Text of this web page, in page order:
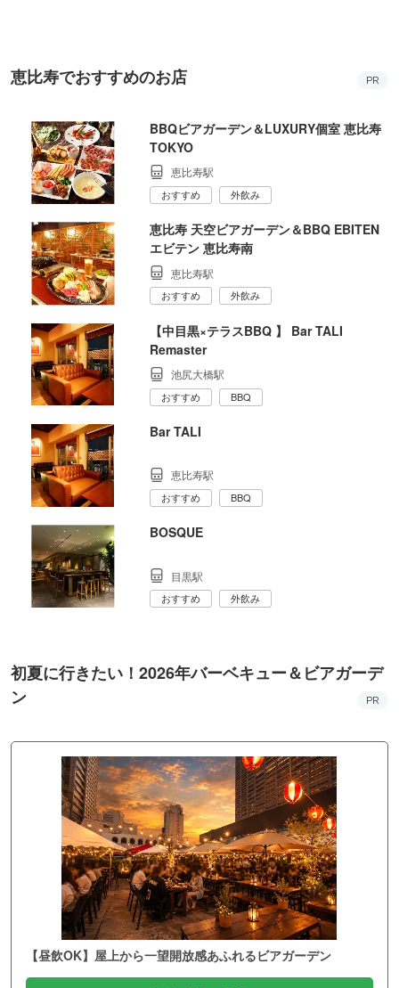
恵比寿でおすすめのお店 PR
BBQビアガーデン＆LUXURY個室 恵比寿
TOKYO
恵比寿駅
おすすめ 外飲み
恵比寿 天空ビアガーデン＆BBQ EBITEN
エビテン 恵比寿南
恵比寿駅
おすすめ 外飲み
【中目黒×テラスBBQ 】 Bar TALI
Remaster
池尻大橋駅
おすすめ BBQ
Bar TALI
恵比寿駅
おすすめ BBQ
BOSQUE
目黒駅
おすすめ 外飲み
初夏に行きたい！2026年バーベキュー＆ビアガーデ
ン
PR
【昼飲OK】屋上から一望開放感あふれるビアガーデン